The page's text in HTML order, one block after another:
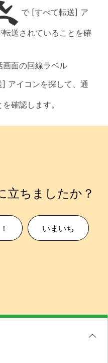
で [すべて転送] ア
送されていることを確
面の回線ラベル
アイコンを探して、通
確認します。
立ちましたか？
いまいち